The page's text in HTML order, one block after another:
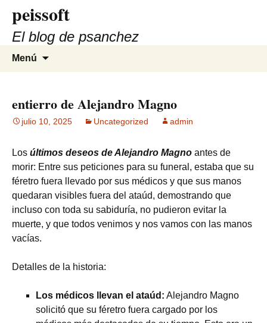
contenido
peissoft
El blog de psanchez
Menú
entierro de Alejandro Magno
julio 10, 2025 Uncategorized admin
Los últimos deseos de Alejandro Magno antes de
morir: Entre sus peticiones para su funeral, estaba que su
féretro fuera llevado por sus médicos y que sus manos
quedaran visibles fuera del ataúd, demostrando que
incluso con toda su sabiduría, no pudieron evitar la
muerte, y que todos venimos y nos vamos con las manos
vacías.
Detalles de la historia:
Los médicos llevan el ataúd: Alejandro Magno
solicitó que su féretro fuera cargado por los